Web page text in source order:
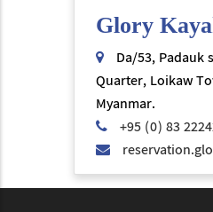
Glory
Da/53, Padauk
Quarter, Loikaw
Myanmar.
+95 (0) 83